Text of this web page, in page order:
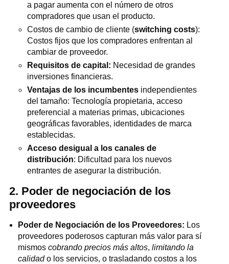
a pagar aumenta con el número de otros
compradores que usan el producto.
Costos de cambio de cliente (switching costs):
Costos fijos que los compradores enfrentan al
cambiar de proveedor.
Requisitos de capital: Necesidad de grandes
inversiones financieras.
Ventajas de los incumbentesindependientes
del tamaño: Tecnología propietaria, acceso
preferencial a materias primas, ubicaciones
geográficas favorables, identidades de marca
establecidas.
Acceso desigual a los canales de
distribución: Dificultad para los nuevos
entrantes de asegurar la distribución.
2. Poder de negociación de los
proveedores
Poder de Negociación de los Proveedores: Los
proveedores poderosos capturan más valor para sí
mismoscobrando precios más altos,limitando la
calidado los servicios, o trasladando costos a los